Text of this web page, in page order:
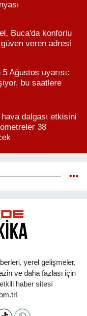
Buca'da konforlu
veren adresi
Ağustos uyarısı:
bu saatlere
dalgası etkisini
38
yerel gelişmeler,
ve daha fazlası için
haber sitesi